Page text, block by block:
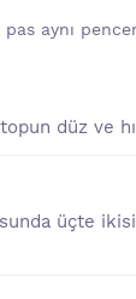
aynı
düz ve
üçte